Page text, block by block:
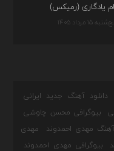
یادگاری (رمیکس)
مرداد ۱۴۰۵
دانلود آهنگ جدید ایرانی
بیوگرافی محسن چاوشی
آهنگ مهدی احمدوند
مهدی
بیوگرافی مهدی احمدوند